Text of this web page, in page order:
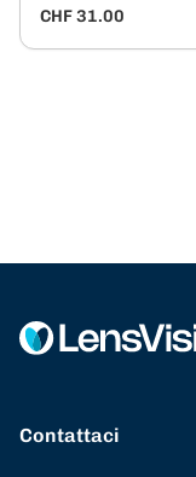
CHF 31.00
Contattaci